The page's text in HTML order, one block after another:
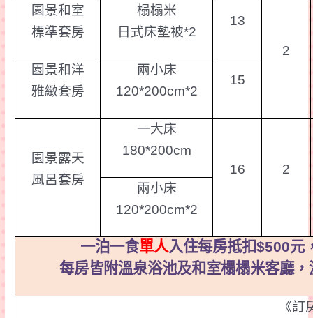
園景和室
標準套房
榻榻米
日式床墊被*2
13
2
園景和洋
雅緻套房
兩小床
120*200cm*2
15
園景露天
風呂套房
一大床
180*200cm
16
2
兩小床
120*200cm*2
一泊一食單人入住每房抵扣$500元
每房皆附溫泉浴池及和室榻榻米客廳，
《訂